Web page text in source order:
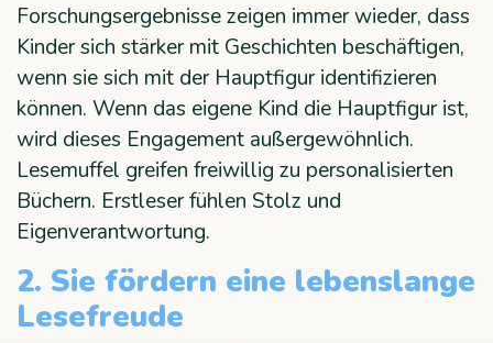
Forschungsergebnisse zeigen immer wieder, dass
Kinder sich stärker mit Geschichten beschäftigen,
wenn sie sich mit der Hauptfigur identifizieren
können. Wenn das eigene Kind die Hauptfigur ist,
wird dieses Engagement außergewöhnlich.
Lesemuffel greifen freiwillig zu personalisierten
Büchern. Erstleser fühlen Stolz und
Eigenverantwortung.
2. Sie fördern eine lebenslange
Lesefreude